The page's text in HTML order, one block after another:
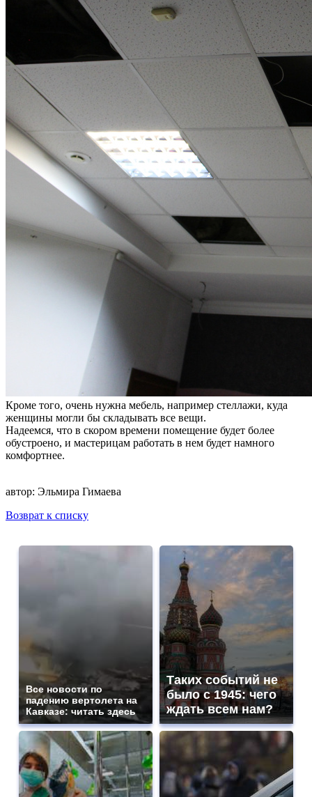
Кроме того, очень нужна мебель, например стеллажи, куда
женщины могли бы складывать все вещи.
Надеемся, что в скором времени помещение будет более
обустроено, и мастерицам работать в нем будет намного
комфортнее.
автор: Эльмира Гимаева
Возврат к списку
Все новости по
падению вертолета на
Кавказе: читать здесь
Таких событий не
было с 1945: чего
ждать всем нам?